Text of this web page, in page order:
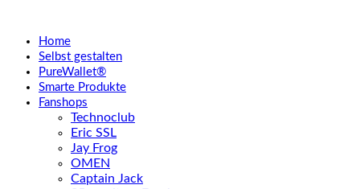
Home
Selbst gestalten
PureWallet®
Smarte Produkte
Fanshops
Technoclub
Eric SSL
Jay Frog
OMEN
Captain Jack